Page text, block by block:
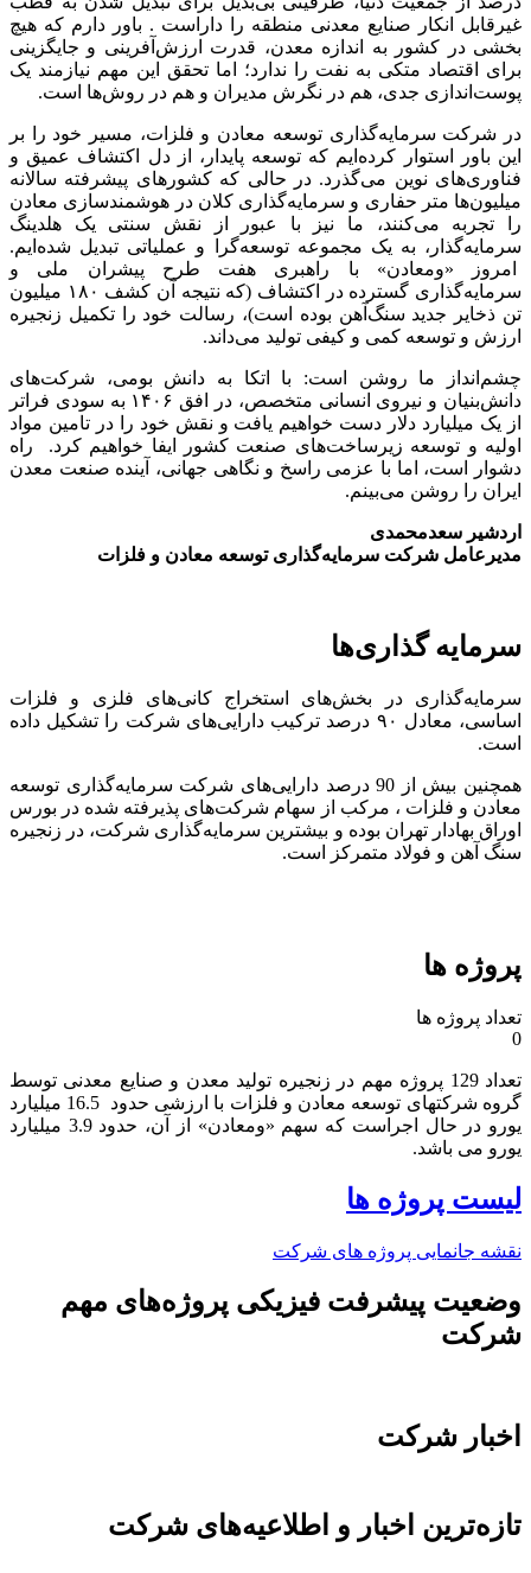
غیرقابل انکار صنایع معدنی منطقه را داراست . باور دارم که هیچ
بخشی در کشور به اندازه معدن، قدرت ارزش‌آفرینی و جایگزینی
برای اقتصاد متکی به نفت را ندارد؛ اما تحقق این مهم نیازمند یک
پوست‌اندازی جدی، هم در نگرش مدیران و هم در روش‌ها است.
در شرکت سرمایه‌گذاری توسعه معادن و فلزات، مسیر خود را بر
این باور استوار کرده‌ایم که توسعه پایدار، از دل اکتشاف عمیق و
فناوری‌های نوین می‌گذرد. در حالی که کشورهای پیشرفته سالانه
میلیون‌ها متر حفاری و سرمایه‌گذاری کلان در هوشمندسازی معادن
را تجربه می‌کنند، ما نیز با عبور از نقش سنتی یک هلدینگ
سرمایه‌گذار، به یک مجموعه توسعه‌گرا و عملیاتی تبدیل شده‌ایم.
امروز «ومعادن» با راهبری هفت طرح پیشران ملی و
سرمایه‌گذاری گسترده در اکتشاف (که نتیجه آن کشف ۱۸۰ میلیون
تن ذخایر جدید سنگ‌آهن بوده است)، رسالت خود را تکمیل زنجیره
ارزش و توسعه کمی و کیفی تولید می‌داند.
چشم‌انداز ما روشن است: با اتکا به دانش بومی، شرکت‌های
دانش‌بنیان و نیروی انسانی متخصص، در افق ۱۴۰۶ به سودی فراتر
از یک میلیارد دلار دست خواهیم یافت و نقش خود را در تامین مواد
اولیه و توسعه زیرساخت‌های صنعت کشور ایفا خواهیم کرد. راه
دشوار است، اما با عزمی راسخ و نگاهی جهانی، آینده صنعت معدن
ایران را روشن می‌بینم.
اردشیر سعدمحمدی
مدیرعامل شرکت سرمایه‌گذاری توسعه معادن و فلزات
سرمایه گذاری‌ها
سرمایه‌گذاری در بخش‌های استخراج کانی‌های فلزی و فلزات
اساسی، معادل ۹۰ درصد ترکیب دارایی‌های شرکت را تشکیل داده
است.
همچنین بیش از 90 درصد دارایی‌های شرکت سرمایه‌گذاری توسعه
معادن و فلزات ، مرکب از سهام شرکت‌های پذیرفته شده در بورس
اوراق بهادار تهران بوده و بیشترین سرمایه‌گذاری شرکت، در زنجیره
سنگ آهن و فولاد متمرکز است.
پروژه ها
تعداد پروژه ها
0
تعداد 129 پروژه مهم در زنجیره تولید معدن و صنایع معدنی توسط
گروه شرکتهای توسعه معادن و فلزات با ارزشی حدود 16.5 میلیارد
یورو در حال اجراست که سهم «ومعادن» از آن، حدود 3.9 میلیارد
یورو می باشد.​
لیست پروژه ها
نقشه جانمایی پروژه های شرکت
وضعیت پیشرفت فیزیکی پروژه‌های مهم
شرکت
اخبار شرکت
تازه‌ترین اخبار و اطلاعیه‌های شرکت